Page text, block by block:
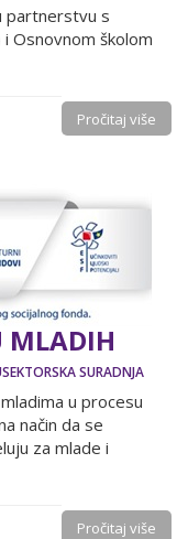
partnerstvu s
Osnovnom školom
Pročitaj više
MLADIH
SURADNJA
u procesu
način da se
za mlade i
Pročitaj više